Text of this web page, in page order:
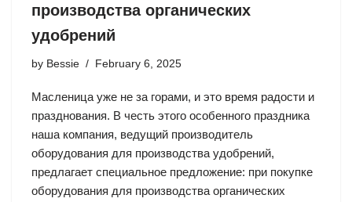
производства органических
удобрений
by Bessie February 6, 2025
Масленица уже не за горами, и это время радости и
празднования. В честь этого особенного праздника
наша компания, ведущий производитель
оборудования для производства удобрений,
предлагает специальное предложение: при покупке
оборудования для производства органических